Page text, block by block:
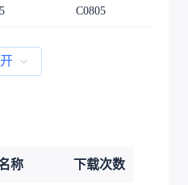
C0805
称 下载次数